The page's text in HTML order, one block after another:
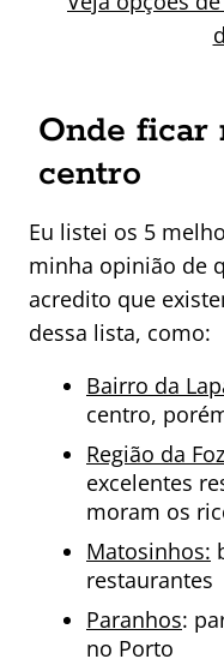
Onde ficar
centro
Eu listei os 5
minha opinião de
acredito que
dessa lista, como:
Bairro da
centro,
Região da
excelentes
moram os
Matosinhos:
restaurantes
Paranhos:
no Porto